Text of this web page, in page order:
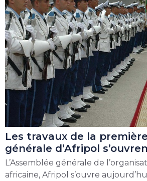
Les travaux de la
générale d’Afripol
L’Assemblée générale de
africaine, Afripol s’ouvre